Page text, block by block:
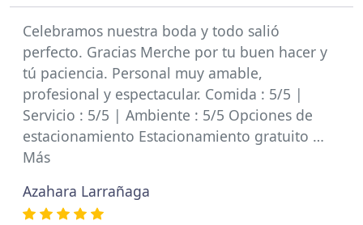
Celebramos nuestra boda y todo salió
perfecto. Gracias Merche por tu buen hacer y
tú paciencia. Personal muy amable,
profesional y espectacular. Comida : 5/5 |
Servicio : 5/5 | Ambiente : 5/5 Opciones de
estacionamiento Estacionamiento gratuito …
Más
Azahara Larrañaga